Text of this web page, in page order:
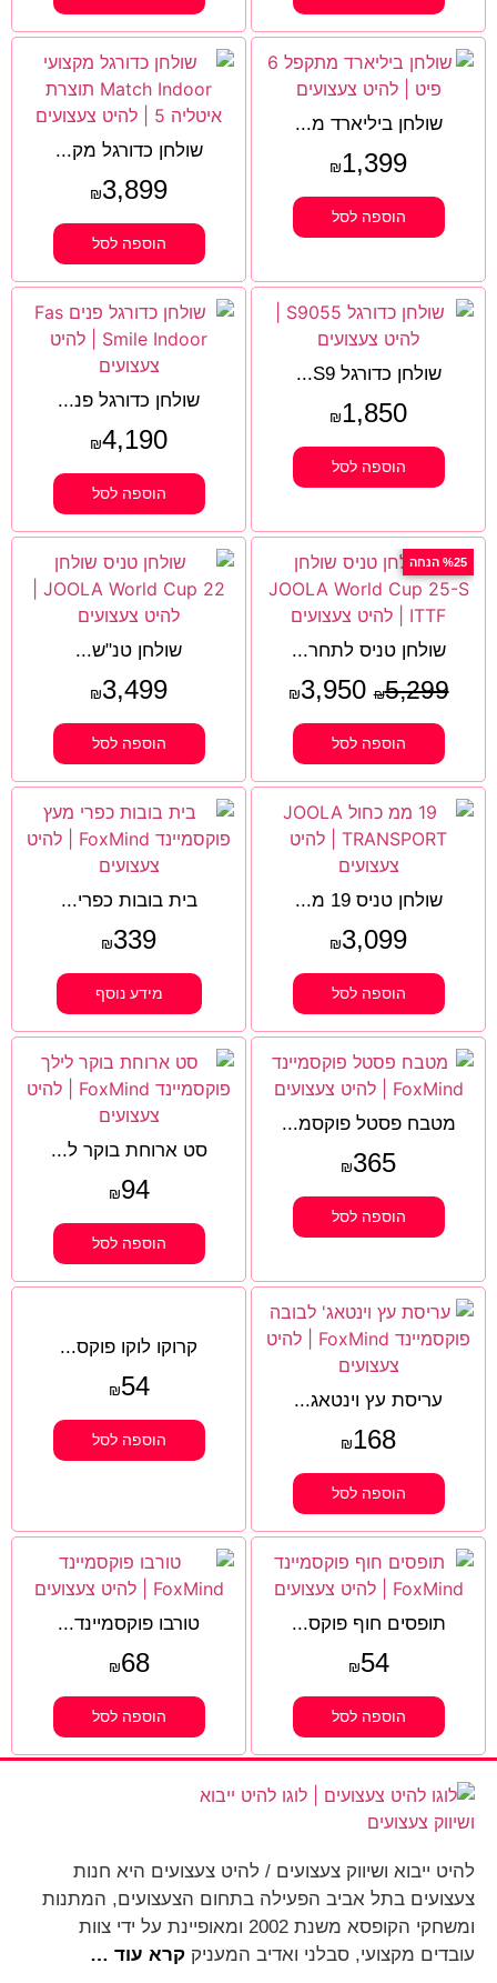
שולחן ביליארד מ...
₪1,399
הוספה לסל
שולחן כדורגל מק...
₪3,899
הוספה לסל
שולחן כדורגל S9...
₪1,850
הוספה לסל
שולחן כדורגל פנ...
₪4,190
הוספה לסל
%25 הנחה
שולחן טניס לתחר...
₪5,299
₪3,950
הוספה לסל
שולחן טנ"ש...
₪3,499
הוספה לסל
שולחן טניס 19 מ...
₪3,099
הוספה לסל
בית בובות כפרי...
₪339
מידע נוסף
מטבח פסטל פוקסמ...
₪365
הוספה לסל
סט ארוחת בוקר ל...
₪94
הוספה לסל
עריסת עץ וינטאג...
₪168
הוספה לסל
קרוקו לוקו פוקס...
₪54
הוספה לסל
תופסים חוף פוקס...
₪54
הוספה לסל
טורבו פוקסמיינד...
₪68
הוספה לסל
להיט ייבוא ושיווק צעצועים / להיט צעצועים היא חנות
צעצועים בתל אביב הפעילה בתחום הצעצועים, המתנות
ומשחקי הקופסא משנת 2002 ומאופיינת על ידי צוות
עובדים מקצועי, סבלני ואדיב המעניק קרא עוד …